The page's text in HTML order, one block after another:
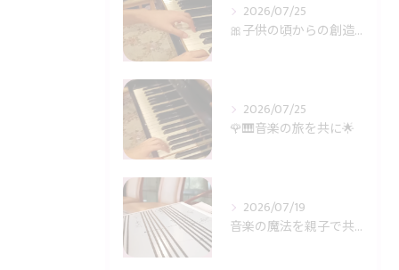
2026/07/25
🎀子供の頃からの創造力に感謝🎹✨
2026/07/25
🌹🎹音楽の旅を共に🌟
2026/07/19
音楽の魔法を親子で共有🎶